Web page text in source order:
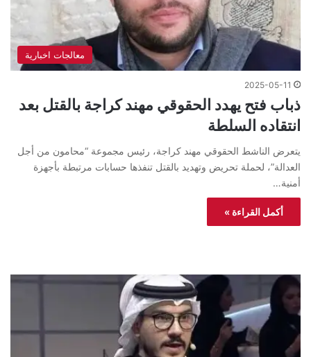
معالجات اخبارية
2025-05-11
ذباب فتح يهدد الحقوقي مهند كراجة بالقتل بعد
انتقاده السلطة
يتعرض الناشط الحقوقي مهند كراجة، رئيس مجموعة “محامون من أجل
العدالة”، لحملة تحريض وتهديد بالقتل تنفذها حسابات مرتبطة بأجهزة
أمنية…
أكمل القراءة »